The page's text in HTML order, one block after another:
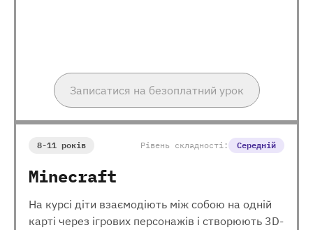
Записатися на безоплатний урок
8-11 років Рівень складності: Середній
Minecraft
На курсі діти взаємодіють між собою на одній
карті через ігрових персонажів і створюють 3D-